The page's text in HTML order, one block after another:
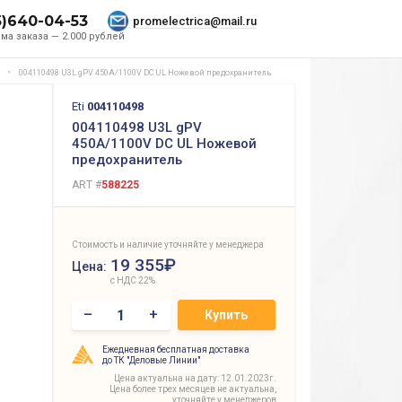
заказа — 2.000 рублей
04-53 promelectrica@mail.ru
004110498 U3L gPV 450A/1100V DC UL Ножевой предохранитель
Eti 004110498
004110498 U3L gPV
450A/1100V DC UL Ножевой
предохранитель
ART #588225
Стоимость и наличие уточняйте у менеджера
Цена: 19 355₽
с НДС 22%
– + Купить
Ежедневная бесплатная доставка
до ТК "Деловые Линии"
Цена актуальна на дату: 12.01.2023г.
Цена более трех месяцев не актуальна,
уточняйте у менеджеров